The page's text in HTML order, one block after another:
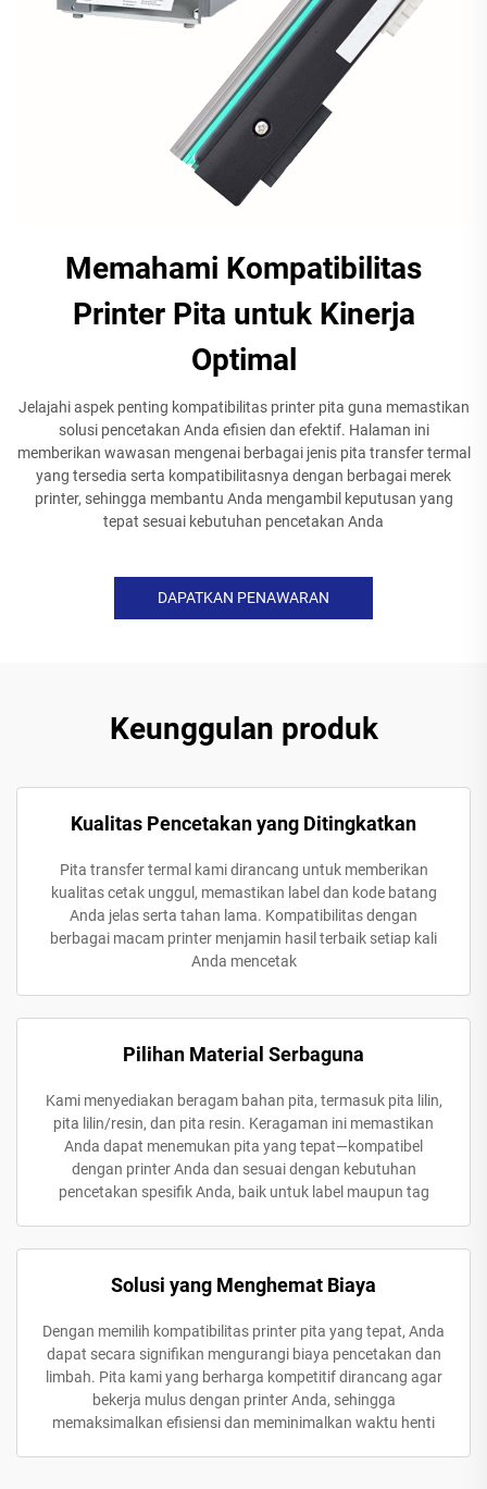
Memahami Kompatibilitas
Printer Pita untuk Kinerja
Optimal
Jelajahi aspek penting kompatibilitas printer pita guna memastikan
solusi pencetakan Anda efisien dan efektif. Halaman ini
memberikan wawasan mengenai berbagai jenis pita transfer termal
yang tersedia serta kompatibilitasnya dengan berbagai merek
printer, sehingga membantu Anda mengambil keputusan yang
tepat sesuai kebutuhan pencetakan Anda
DAPATKAN PENAWARAN
Keunggulan produk
Kualitas Pencetakan yang Ditingkatkan
Pita transfer termal kami dirancang untuk memberikan
kualitas cetak unggul, memastikan label dan kode batang
Anda jelas serta tahan lama. Kompatibilitas dengan
berbagai macam printer menjamin hasil terbaik setiap kali
Anda mencetak
Pilihan Material Serbaguna
Kami menyediakan beragam bahan pita, termasuk pita lilin,
pita lilin/resin, dan pita resin. Keragaman ini memastikan
Anda dapat menemukan pita yang tepat—kompatibel
dengan printer Anda dan sesuai dengan kebutuhan
pencetakan spesifik Anda, baik untuk label maupun tag
Solusi yang Menghemat Biaya
Dengan memilih kompatibilitas printer pita yang tepat, Anda
dapat secara signifikan mengurangi biaya pencetakan dan
limbah. Pita kami yang berharga kompetitif dirancang agar
bekerja mulus dengan printer Anda, sehingga
memaksimalkan efisiensi dan meminimalkan waktu henti